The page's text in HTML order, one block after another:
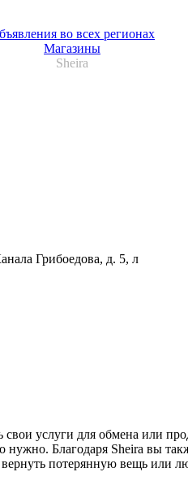
во всех регионах
Магазины
Sheira
Грибоедова, д. 5, л
услуги для обмена или
нужно. Благодаря Sheira вы
потерянную вещь или